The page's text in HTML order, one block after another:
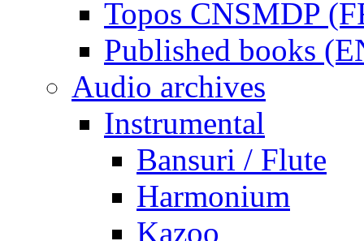
Topos CNSMDP
Published books
Audio archives
Instrumental
Bansuri / Flute
Harmonium
Kazoo